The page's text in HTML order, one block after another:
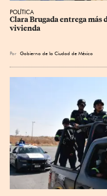
POLÍTICA
Clara Brugada entrega más
vivienda
Por Gobierno de la Ciudad de México